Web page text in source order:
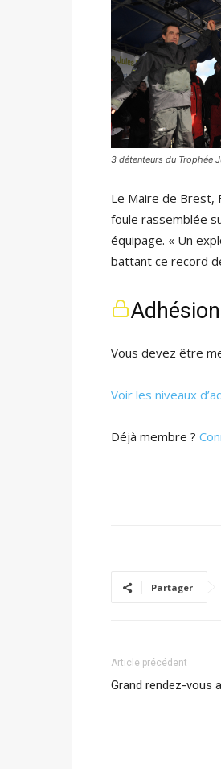
3 détenteurs du Trophée
Le Maire de Brest,
foule rassemblée
équipage. « Un
battant ce record
Vous devez être
Voir les niveaux
Déjà membre ?
Partager
Article précédent
Grand rendez-vous